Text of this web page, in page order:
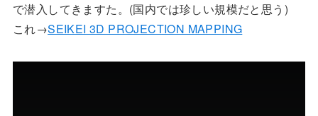
で潜入してきますた。(国内では珍しい規模だと思う)
これ→SEIKEI 3D PROJECTION MAPPING